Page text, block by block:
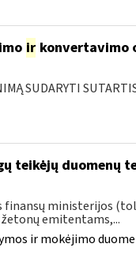
irkonvertavimo
SUDARYTI
teikėjų duomenų
ministerijos
emitentams,...
ir mokėjimo